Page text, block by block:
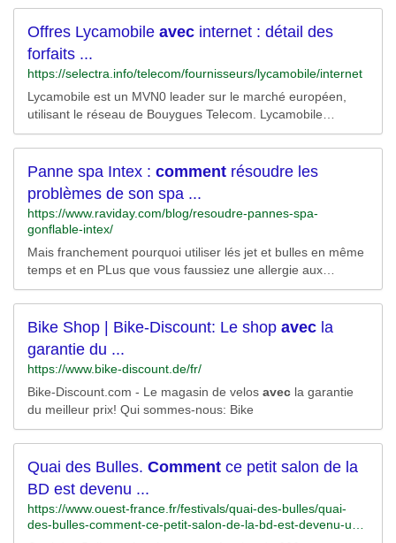
QlMjU3Q1Byb3NwZWN0JTI1N0NUZXh0JTI1MjBhZCUyNTd
DUnVubmluZyUyNTIwU2hvZXMlMjZ1dG1fdGVybSUzZG1la
WxsZXVyZXMlMjUyMGNoYXVzc3VyZXMlMjUyMHJ1bm5pb
mclMjUyMGZlbW1lJTI2dXRtX2NvbnRlbnQlM2RSdW5uaW5n
JTI1MjBTaG9lcyUyNTIwJTI1N0MlMjUyMEdlbmVyYWw%26rli
uZJnPGr7Bdh7wFHGyAp6J_Q-
Offres Lycamobile avec internet : détail des
forfaits ...
https://selectra.info/telecom/fournisseurs/lycamobile/internet
Lycamobile est un MVN0 leader sur le marché européen,
utilisant le réseau de Bouygues Telecom. Lycamobile
propose des offres à bas prix, et cible les personnes ayant
des contacts à l'étranger. L'opérateur propose à sa clientèle
étrangère différents services adaptés incluant l'internet
mobile. Lycamobile, un opérateur attractif à ......
Panne spa Intex : comment résoudre les
problèmes de son spa ...
https://www.raviday.com/blog/resoudre-pannes-spa-
gonflable-intex/
Mais franchement pourquoi utiliser lés jet et bulles en même
temps et en PLus que vous faussiez une allergie aux
produits ca c’est la faute à Pas de chance mais franchement
j’ai un spa intex depuis 4 ans et je n’ai jamais eau verte ni de
mousse et vous savez...
Bike Shop | Bike-Discount: Le shop avec la
garantie du ...
https://www.bike-discount.de/fr/
Bike-Discount.com - Le magasin de velos avec la garantie
du meilleur prix! Qui sommes-nous: Bike
Quai des Bulles. Comment ce petit salon de la
BD est devenu ...
https://www.ouest-france.fr/festivals/quai-des-bulles/quai-
des-bulles-comment-ce-petit-salon-de-la-bd-est-devenu-un-